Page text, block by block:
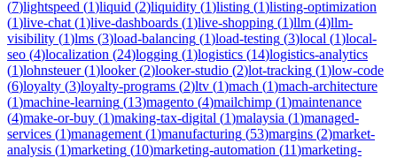
(7)lightspeed (1)liquid (2)liquidity (1)listing (1)listing-optimization
(1)live-chat (1)live-dashboards (1)live-shopping (1)llm (4)llm-
visibility (1)lms (3)load-balancing (1)load-testing (3)local (1)local-
seo (4)localization (24)logging (1)logistics (14)logistics-analytics
(1)lohnsteuer(1)looker(2)looker-studio (2)lot-tracking (1)low-code
(6)loyalty (3)loyalty-programs (2)ltv (1)mach (1)mach-architecture
(1)machine-learning (13)magento (4)mailchimp (1)maintenance
(4)make-or-buy (1)making-tax-digital (1)malaysia (1)managed-
services (1)management (1)manufacturing (53)margins (2)market-
analysis (1)marketing (10)marketing-automation (11)marketing-